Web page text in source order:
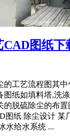
CAD图纸下
的工艺流程图其
图纸如填料塔,洗
的脱硫除尘的布
图纸 除尘设计 某
水给水系统 ...